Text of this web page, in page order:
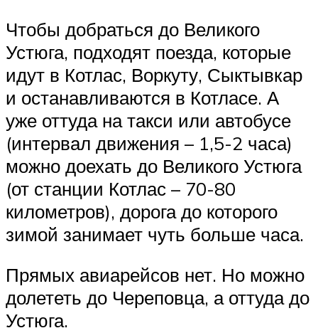
Чтобы добраться до Великого
Устюга, подходят поезда, которые
идут в Котлас, Воркуту, Сыктывкар
и останавливаются в Котласе. А
уже оттуда на такси или автобусе
(интервал движения – 1,5-2 часа)
можно доехать до Великого Устюга
(от станции Котлас – 70-80
километров), дорога до которого
зимой занимает чуть больше часа.
Прямых авиарейсов нет. Но можно
долететь до Череповца, а оттуда до
Устюга.